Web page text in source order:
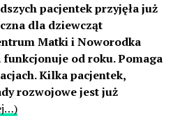
pacjentek przyjęła już
dla dziewcząt
Matki i Noworodka
od roku. Pomaga
Kilka pacjentek,
rozwojowe jest już